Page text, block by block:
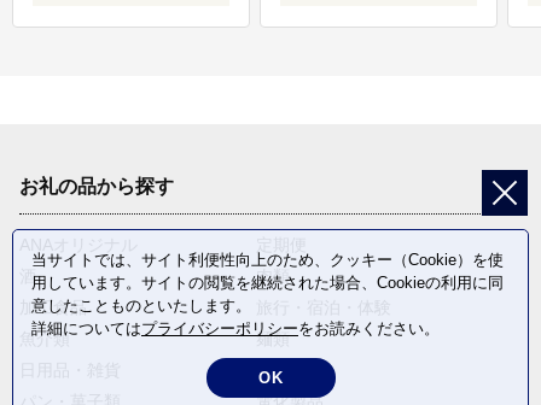
お礼の品から探す
酒
肉類
加工食品
魚介類
麺類
野菜
当サイトでは、サイト利便性向上のため、クッキー（Cookie）を使
用しています。サイトの閲覧を継続された場合、Cookieの利用に同
意したことものといたします。
詳細についてはプライバシーポリシーをお読みください。
OK